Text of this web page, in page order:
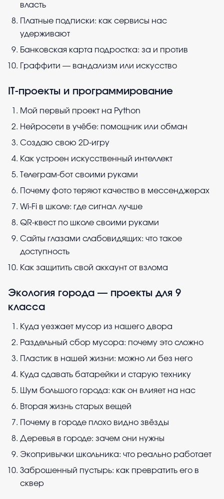
власть
Платные подписки: как сервисы нас
удерживают
Банковская карта подростка: за и против
Граффити — вандализм или искусство
IT-проекты и программирование
Мой первый проект на Python
Нейросети в учёбе: помощник или обман
Создаю свою 2D-игру
Как устроен искусственный интеллект
Телеграм-бот своими руками
Почему фото теряют качество в мессенджерах
Wi-Fi в школе: где сигнал лучше
QR-квест по школе своими руками
Сайты глазами слабовидящих: что такое
доступность
Как защитить свой аккаунт от взлома
Экология города — проекты для 9
класса
Куда уезжает мусор из нашего двора
Раздельный сбор мусора: почему это сложно
Пластик в нашей жизни: можно ли без него
Куда сдавать батарейки и старую технику
Шум большого города: как он влияет на нас
Вторая жизнь старых вещей
Почему в городе плохо видно звёзды
Деревья в городе: зачем они нужны
Экопривычки школьника: что реально работает
Заброшенный пустырь: как превратить его в
сквер